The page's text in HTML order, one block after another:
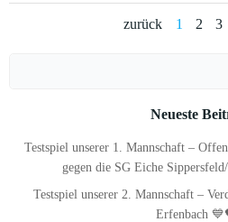
Posts
zurück Page
1 Page
2 3
Neueste
Testspiel unserer 1. Mannschaft –
gegen die SG Eiche
Testspiel unserer 2. Mannschaft –
Erfenbach